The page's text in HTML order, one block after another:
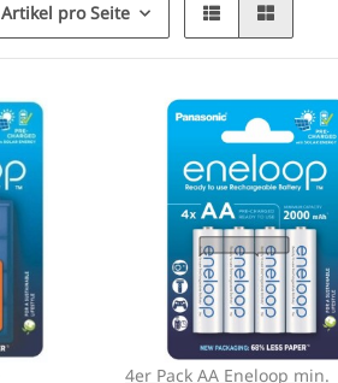
Artikel pro Seite
4er Pack AA Eneloop min.